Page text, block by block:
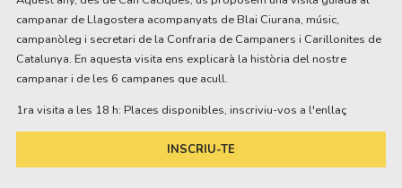
campanar de Llagostera acompanyats de Blai Ciurana, músic,
campanòleg i secretari de la Confraria de Campaners i Carillonites de
Catalunya. En aquesta visita ens explicarà la història del nostre
campanar i de les 6 campanes que acull.
1ra visita a les 18 h: Places disponibles, inscriviu-vos a l'enllaç
INSCRIU-TE